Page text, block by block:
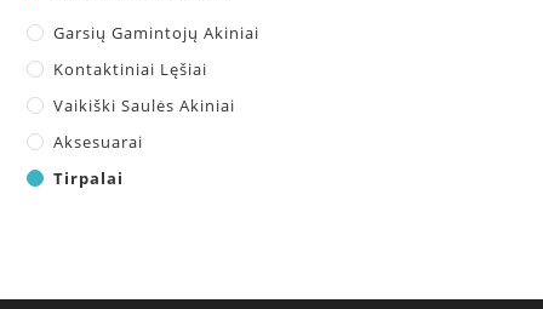
Garsių Gamintojų Akiniai
Kontaktiniai Lęšiai
Vaikiški Saulės Akiniai
Aksesuarai
Tirpalai